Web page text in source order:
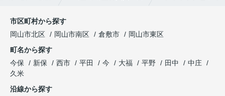
市区町村から探す
岡山市北区
岡山市南区 倉敷市
岡山市東区
町名から探す
今保
新保 西市 平田 今 大福 平野 田中
中庄
久米
沿線から探す